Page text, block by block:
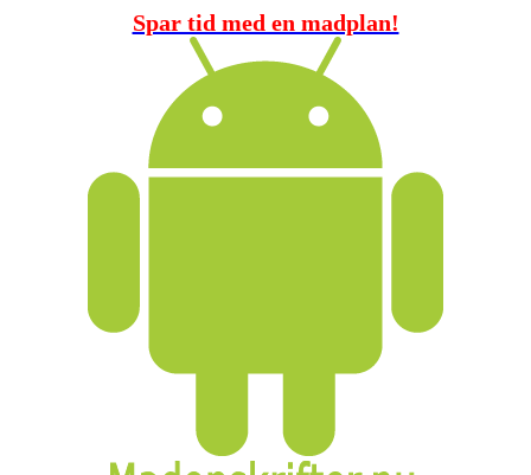
Spar tid med en madplan!